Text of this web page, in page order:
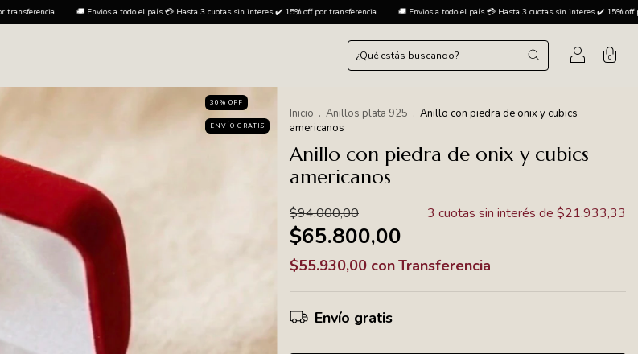
el país 💳 Hasta 3 cuotas sin interes ✔️ 15% off por transferencia 🚚 Envios a todo el país 💳 Hasta 3 cuotas sin interes ✔️ 15% off por transferencia 🚚 Envios
0
30% OFF
ENVÍO GRATIS
Inicio . Anillos plata 925 . Anillo con piedra de onix y cubics
americanos
Anillo con piedra de onix y cubics
americanos
$94.000,00
$65.800,00
3 cuotas sin interés de $21.933,33
$55.930,00 conTransferencia
Envío gratis